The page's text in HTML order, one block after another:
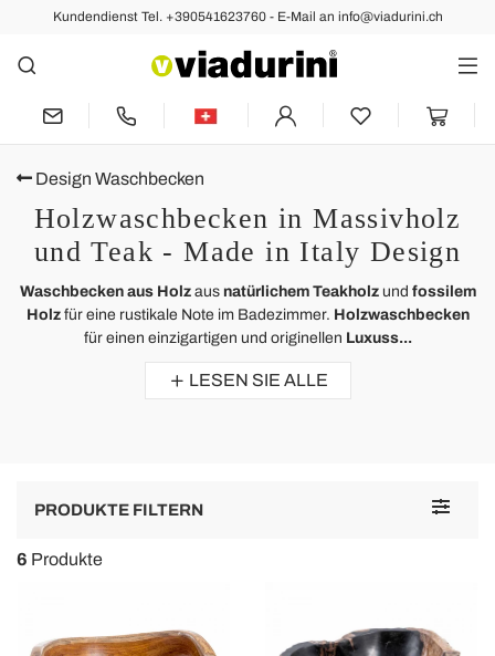
Kundendienst Tel. +390541623760 - E-Mail an info@viadurini.ch
Design Waschbecken
Holzwaschbecken in Massivholz
und Teak - Made in Italy Design
Waschbecken aus Holzaus natürlichem Teakholzund fossilem
Holzfür eine rustikale Note im Badezimmer. Holzwaschbecken
für einen einzigartigen und originellen Luxuss...
LESEN SIE ALLE
Toggle
PRODUKTE FILTERN
6 Produkte